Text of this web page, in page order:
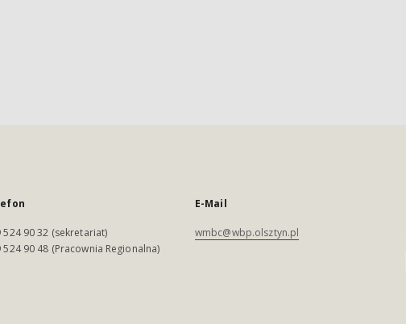
524 90 32 (sekretariat)
524 90 48 (Pracownia Regionalna)
E-Mail
wmbc@wbp.olsztyn.pl